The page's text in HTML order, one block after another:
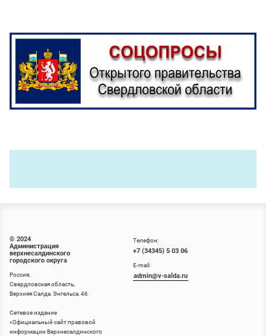
© 2024
Администрация
верхнесалдинского
городского округа
Россия,
Свердловская область,
Верхняя Салда, Энгельса, 46
Сетевое издание
«Официальный сайт правовой
информации Верхнесалдинского
Телефон:
+7 (34345) 5 03 06
E-mail:
admin@v-salda.ru